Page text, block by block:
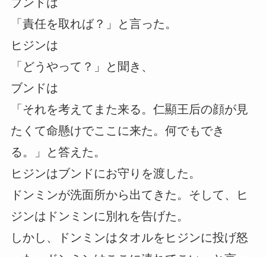
「責任を取れば？」と言った。
ヒジンは
「どうやって？」と聞き、
ブンドは
「それを考えてまた来る。仁顯王后の顔が見
たくて命懸けでここに来た。何でもでき
る。」と答えた。
ヒジンはブンドにお守りを渡した。
ドンミンが洗面所から出てきた。そして、ヒ
ジンはドンミンに別れを告げた。
しかし、ドンミンはタオルをヒジンに投げ怒